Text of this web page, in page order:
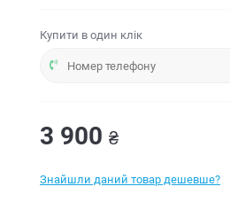
Купити в один клік
3 900 ₴
Знайшли даний товар дешевше?